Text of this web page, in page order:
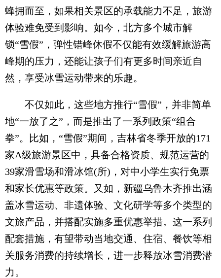
蜂拥而至，如果相关景区的承载能力不足，旅游
体验难免受到影响。如今，北方多个城市解
锁“雪假”，弹性错峰休假不仅能有效缓解旅游高
峰期的压力，还能让孩子们有更多时间亲近自
然，享受冰雪运动带来的乐趣。
不仅如此，这些地方推行“雪假”，并非简单
地“一放了之”，而是推出了一系列政策“组合
拳”。比如，“雪假”期间，吉林省冬季开放的171
家A级旅游景区中，具备合格资质、规范运营的
39家滑雪场和滑冰馆(所)，对中小学生实行免票
和家长优惠等政策。又如，新疆乌鲁木齐推出涵
盖冰雪运动、非遗体验、文化研学等多个类型的
文旅产品，并搭配实施多重优惠举措。这一系列
配套措施，有望带动当地交通、住宿、餐饮等相
关服务消费的持续增长，进一步释放冰雪消费潜
力。